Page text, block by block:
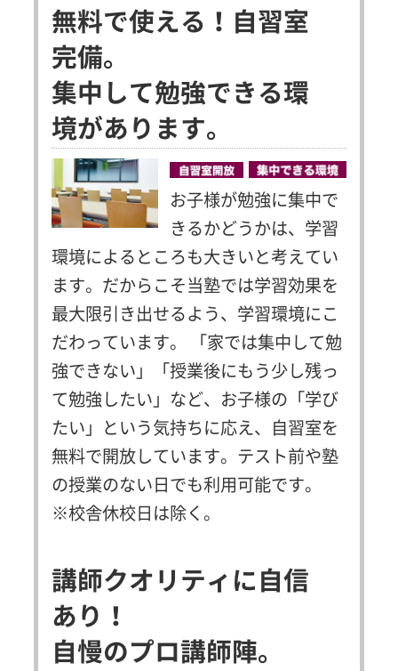
無料で使える！自習室
完備。
集中して勉強できる環
境があります。
お子様が勉強に集中で
きるかどうかは、学習
環境によるところも大きいと考えてい
ます。だからこそ当塾では学習効果を
最大限引き出せるよう、学習環境にこ
だわっています。
「家では集中して勉
強できない」「授業後にもう少し残っ
て勉強したい」など、お子様の「学び
たい」という気持ちに応え、自習室を
無料で開放しています。テスト前や塾
の授業のない日でも利用可能です。
※校舎休校日は除く。
講師クオリティに自信
あり！
自慢のプロ講師陣。